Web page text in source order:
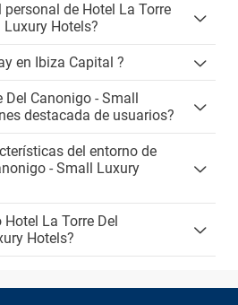
de Hotel La Torre
Hotels?
en Ibiza Capital ?
Del Canonigo - Small
destacada de usuarios?
del entorno de
- Small Luxury
La Torre Del
Hotels?